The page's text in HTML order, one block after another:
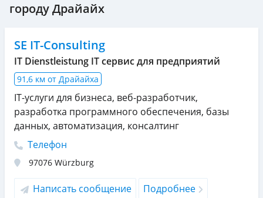
городу Драйайх
SE IT-Consulting
IT Dienstleistung IT сервис для предприятий
91,6 км от Драйайха
IT-услуги для бизнеса, веб-разработчик,
разработка программного обеспечения, базы
данных, автоматизация, консалтинг
Телефон
97076 Würzburg
Написать сообщение Подробнее